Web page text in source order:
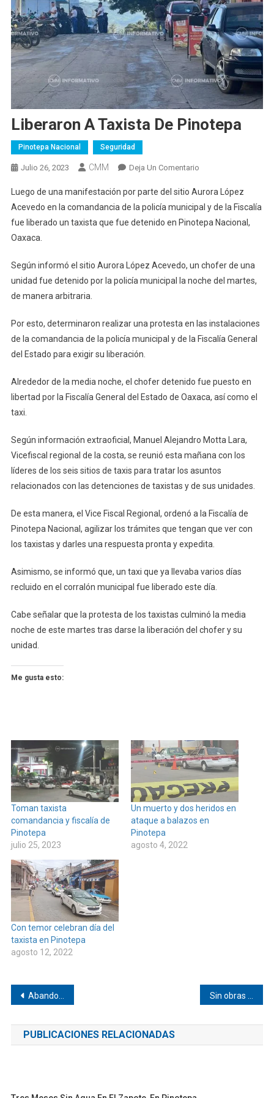
Liberaron A Taxista De Pinotepa
Pinotepa Nacional Seguridad
Julio 26, 2023 CMM Deja Un ComentarioEn
A
Taxista
De
Luego de una manifestación por parte del sitio Aurora López
Acevedo en la comandancia de la policía municipal y de la Fiscalía
fue liberado un taxista que fue detenido en Pinotepa Nacional,
Oaxaca.
Según informó el sitio Aurora López Acevedo, un chofer de una
unidad fue detenido por la policía municipal la noche del martes,
de manera arbitraria.
Por esto, determinaron realizar una protesta en las instalaciones
de la comandancia de la policía municipal y de la Fiscalía General
del Estado para exigir su liberación.
Alrededor de la media noche, el chofer detenido fue puesto en
libertad por la Fiscalía General del Estado de Oaxaca, así como el
taxi.
Según información extraoficial, Manuel Alejandro Motta Lara,
Vicefiscal regional de la costa, se reunió esta mañana con los
líderes de los seis sitios de taxis para tratar los asuntos
relacionados con las detenciones de taxistas y de sus unidades.
De esta manera, el Vice Fiscal Regional, ordenó a la Fiscalía de
Pinotepa Nacional, agilizar los trámites que tengan que ver con
los taxistas y darles una respuesta pronta y expedita.
Asimismo, se informó que, un taxi que ya llevaba varios días
recluido en el corralón municipal fue liberado este día.
Cabe señalar que la protesta de los taxistas culminó la media
noche de este martes tras darse la liberación del chofer y su
unidad.
Me gusta esto:
Toman taxista
comandancia y fiscalía de
Pinotepa
julio 25, 2023
Un muerto y dos heridos en
ataque a balazos en
Pinotepa
agosto 4, 2022
Con temor celebran día del
taxista en Pinotepa
agosto 12, 2022
Navegación
de
entradas
Abandona “Patrulla mujer segura” a niñas en Pinotepa
PUBLICACIONES RELACIONADAS